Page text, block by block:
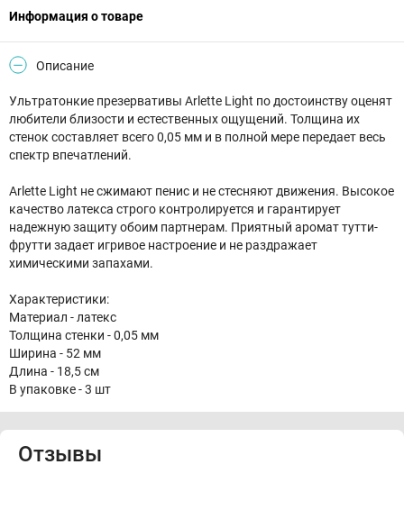
Информация о товаре
Описание
Ультратонкие презервативы Arlette Light по достоинству оценят
любители близости и естественных ощущений. Толщина их
стенок составляет всего 0,05 мм и в полной мере передает весь
спектр впечатлений.
Arlette Light не сжимают пенис и не стесняют движения. Высокое
качество латекса строго контролируется и гарантирует
надежную защиту обоим партнерам. Приятный аромат тутти-
фрутти задает игривое настроение и не раздражает
химическими запахами.
Характеристики:
Материал - латекс
Толщина стенки - 0,05 мм
Ширина - 52 мм
Длина - 18,5 см
В упаковке - 3 шт
Отзывы